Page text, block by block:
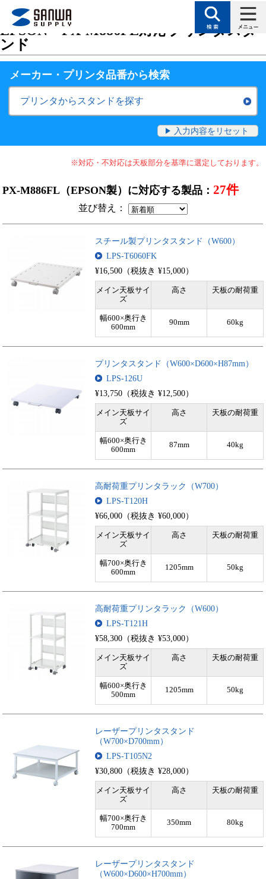
トップページ>サポート 対応表（検索絞り込みで目的に合った製品を探
EPSON・PX-M886FL対応プリンタスタ
ンド
メーカー・プリンタ品番から検索
プリンタからスタンドを探す
入力内容をリセット
※対応・不対応は天板部分を基準に選定しております。
PX-M886FL（EPSON製）に対応する製品：27件
並び替え：
スチール製プリンタスタンド（W600）
LPS-T6060FK
¥16,500（税抜き ¥15,000）
メイン天板サイ
ズ
高さ 天板の耐荷重
幅600×奥行き
600mm
90mm 60kg
プリンタスタンド（W600×D600×H87mm）
LPS-126U
¥13,750（税抜き ¥12,500）
メイン天板サイ
ズ
高さ 天板の耐荷重
幅600×奥行き
600mm
87mm 40kg
高耐荷重プリンタラック（W700）
LPS-T120H
¥66,000（税抜き ¥60,000）
メイン天板サイ
ズ
高さ 天板の耐荷重
幅700×奥行き
600mm
1205mm 50kg
高耐荷重プリンタラック（W600）
LPS-T121H
¥58,300（税抜き ¥53,000）
メイン天板サイ
ズ
高さ 天板の耐荷重
幅600×奥行き
500mm
1205mm 50kg
レーザープリンタスタンド
（W700×D700mm）
LPS-T105N2
¥30,800（税抜き ¥28,000）
メイン天板サイ
ズ
高さ 天板の耐荷重
幅700×奥行き
700mm
350mm 80kg
レーザープリンタスタンド
（W600×D600×H700mm）